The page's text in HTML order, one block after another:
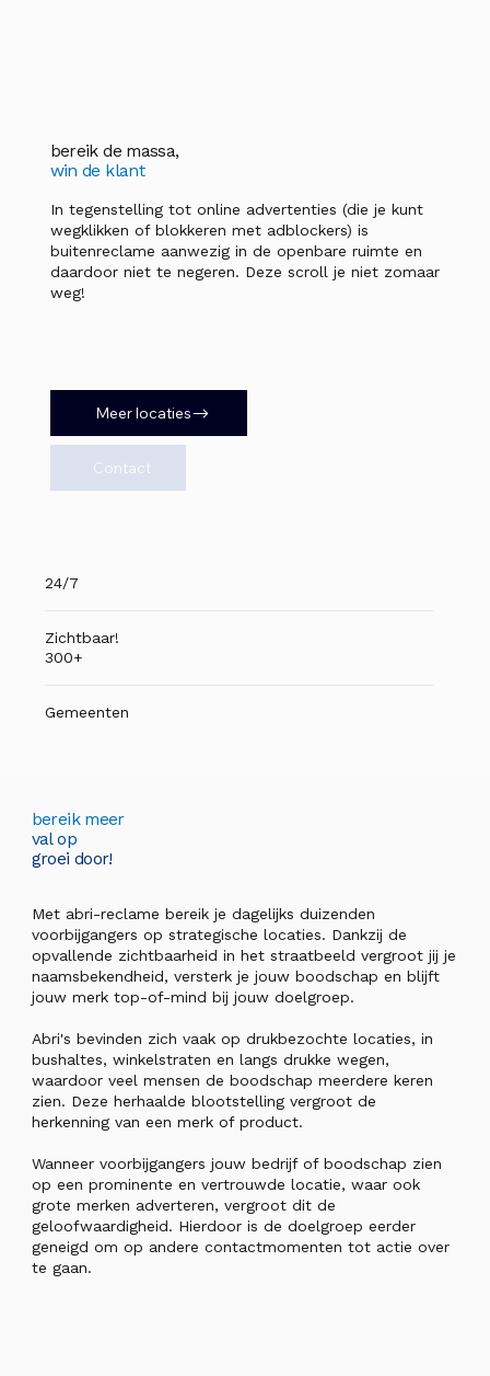
bereik de massa,
win de klant
In tegenstelling tot online advertenties (die je kunt
wegklikken of blokkeren met adblockers) is
buitenreclame aanwezig in de openbare ruimte en
daardoor niet te negeren. Deze scroll je niet zomaar
weg!
Meer locaties
Contact
24/7
Zichtbaar!
300+
Gemeenten
bereik meer
val op
groei door!
Met abri-reclame bereik je dagelijks duizenden
voorbijgangers op strategische locaties. Dankzij de
opvallende zichtbaarheid in het straatbeeld vergroot jij je
naamsbekendheid, versterk je jouw boodschap en blijft
jouw merk top-of-mind bij jouw doelgroep.
Abri's bevinden zich vaak op drukbezochte locaties, in
bushaltes, winkelstraten en langs drukke wegen,
waardoor veel mensen de boodschap meerdere keren
zien. Deze herhaalde blootstelling vergroot de
herkenning van een merk of product.
Wanneer voorbijgangers jouw bedrijf of boodschap zien
op een prominente en vertrouwde locatie, waar ook
grote merken adverteren, vergroot dit de
geloofwaardigheid. Hierdoor is de doelgroep eerder
geneigd om op andere contactmomenten tot actie over
te gaan.